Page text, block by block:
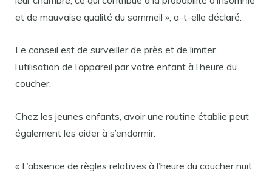
et de mauvaise qualité du sommeil », a-t-elle déclaré.
Le conseil est de surveiller de près et de limiter
l’utilisation de l’appareil par votre enfant à l’heure du
coucher.
Chez les jeunes enfants, avoir une routine établie peut
également les aider à s’endormir.
« L’absence de règles relatives à l’heure du coucher nuit